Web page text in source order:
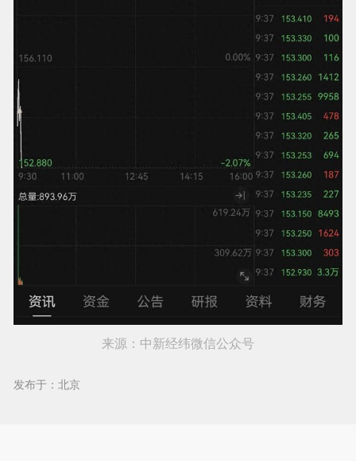
来源：中新经纬微信公众号
发布于：北京